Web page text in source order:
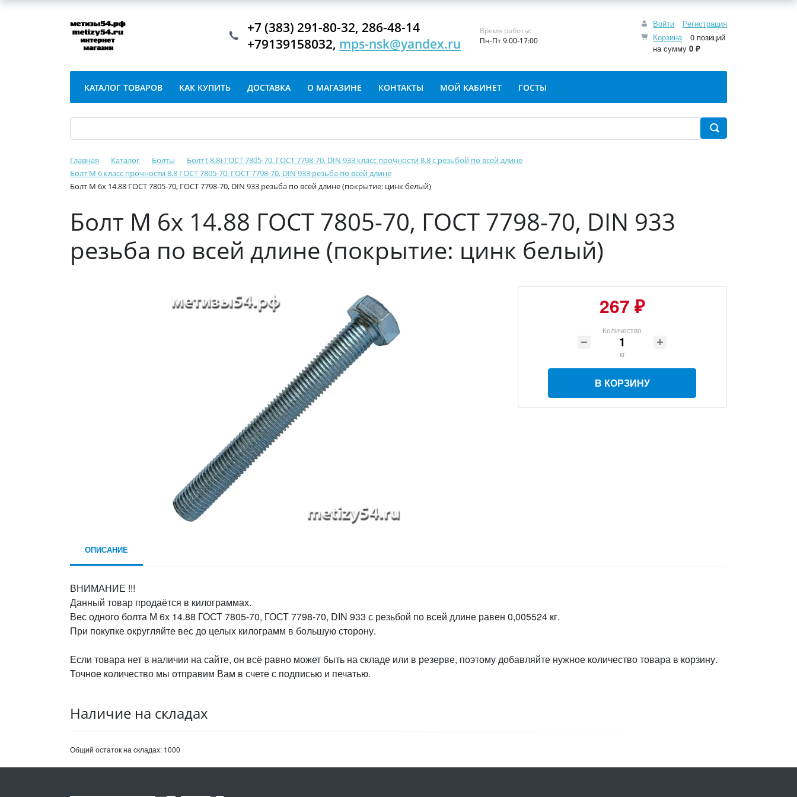
Войти
Регистрация
Корзина
0 позиций
на сумму 0 ₽
+7 (383) 291-80-32, 286-48-14
+79139158032, mps-nsk@yandex.ru
Время работы:
Пн-Пт 9:00-17:00
КАТАЛОГ ТОВАРОВ КАК КУПИТЬ ДОСТАВКА О МАГАЗИНЕ КОНТАКТЫ МОЙ КАБИНЕТ ГОСТЫ
Главная Каталог Болты
Болт ( 8.8) ГОСТ 7805-70, ГОСТ 7798-70, DIN 933 класс прочности 8.8 с резьбой по всей длине
Болт М 6 класс прочности 8.8 ГОСТ 7805-70, ГОСТ 7798-70, DIN 933 резьба по всей длине
Болт М 6х 14.88 ГОСТ 7805-70, ГОСТ 7798-70, DIN 933 резьба по всей длине (покрытие: цинк белый)
Болт М 6х 14.88 ГОСТ 7805-70, ГОСТ 7798-70, DIN 933
резьба по всей длине (покрытие: цинк белый)
267 ₽
Количество
кг
В КОРЗИНУ
ОПИСАНИЕ
ВНИМАНИЕ !!!
Данный товар продаётся в килограммах.
Вес одного болта М 6х 14.88 ГОСТ 7805-70, ГОСТ 7798-70, DIN 933 с резьбой по всей длине равен 0,005524 кг.
При покупке округляйте вес до целых килограмм в большую сторону.
Если товара нет в наличии на сайте, он всё равно может быть на складе или в резерве, поэтому добавляйте нужное количество товара в корзину.
Точное количество мы отправим Вам в счете с подписью и печатью.
Наличие на складах
Общий остаток на складах: 1000